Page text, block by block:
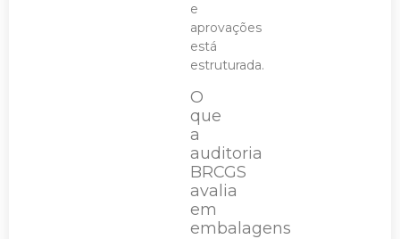
e
aprovações
está
estruturada.
O
que
a
auditoria
BRCGS
avalia
em
embalagens